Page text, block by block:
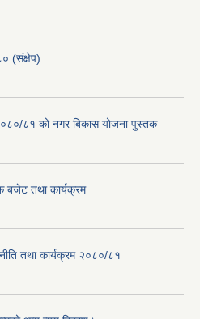
(संक्षेप)
८१ को नगर बिकास योजना पुस्तक
बजेट तथा कार्यक्रम
नीति तथा कार्यक्रम २०८०/८१